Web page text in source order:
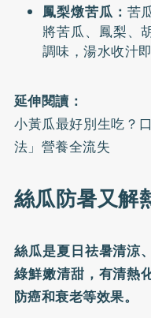
鳳梨燉苦瓜： 苦
將苦瓜、鳳梨、
調味，湯水收汁即
延伸閱讀：
小黃瓜最好別生吃？
法」營養全流失
絲瓜防暑又解
絲瓜是夏日祛暑清涼
綠鮮嫩清甜，有清熱
防癌和衰老等效果。